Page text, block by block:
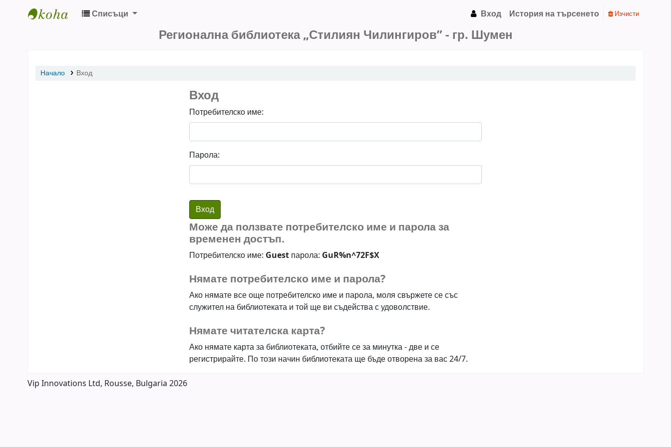
Регионална библиотека „Стилиян Чилингиров”
Списъци Вход История на търсенето Изчисти
Регионална библиотека „Стилиян Чилингиров” - гр. Шумен
Начало Вход
Вход
Потребителско име:
Парола:
Може да ползвате потребителско име и парола за
временен достъп.
Потребителско име: Guest парола: GuR%n^72F$X
Нямате потребителско име и парола?
Ако нямате все още потребителско име и парола, моля свържете се със
служител на библиотеката и той ще ви съдейства с удоволствие.
Нямате читателска карта?
Ако нямате карта за библиотеката, отбийте се за минутка - две и се
регистрирайте. По този начин библиотеката ще бъде отворена за вас 24/7.
Vip Innovations Ltd, Rousse, Bulgaria 2026